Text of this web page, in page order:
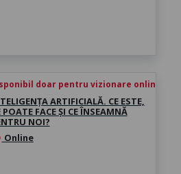
doar pentru vizionare online
ARTIFICIALĂ. CE ESTE,
POATE FACE ȘI CE ÎNSEAMNĂ
NOI?
Online